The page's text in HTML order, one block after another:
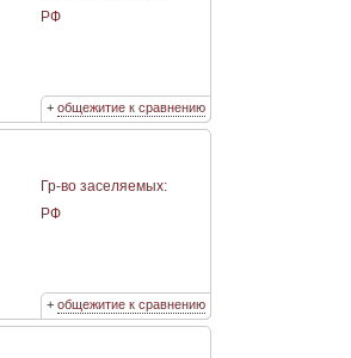
РФ
+ общежитие к сравнению
Гр-во заселяемых:
РФ
+ общежитие к сравнению